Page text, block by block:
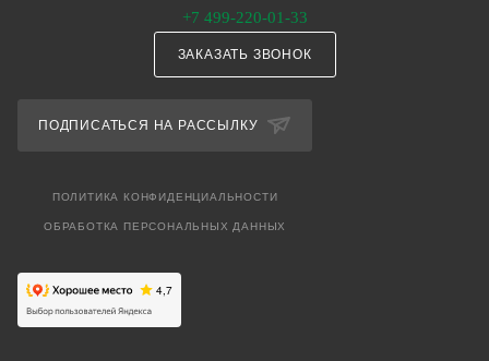
+7 499-220-01-33
ЗАКАЗАТЬ ЗВОНОК
ПОДПИСАТЬСЯ НА РАССЫЛКУ
ПОЛИТИКА КОНФИДЕНЦИАЛЬНОСТИ
ОБРАБОТКА ПЕРСОНАЛЬНЫХ ДАННЫХ